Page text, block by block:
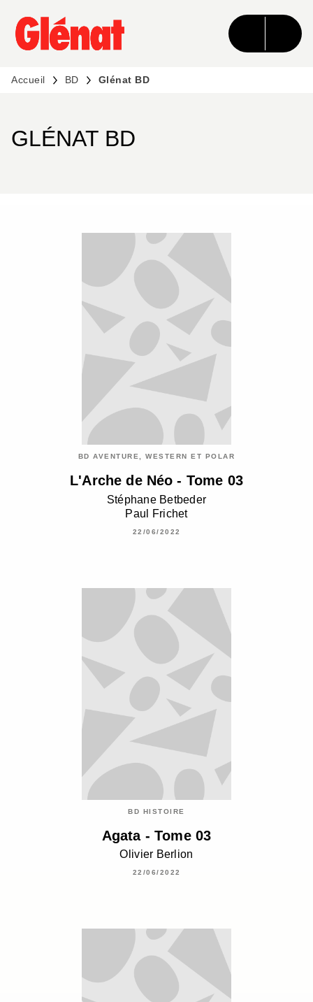
MENU RECHERCHE CONTENU
PIED DE PAGE
Accueil BD Glénat BD
GLÉNAT BD
BD AVENTURE, WESTERN ET POLAR
L'Arche de Néo - Tome 03
Stéphane Betbeder
Paul Frichet
22/06/2022
BD HISTOIRE
Agata - Tome 03
Olivier Berlion
22/06/2022